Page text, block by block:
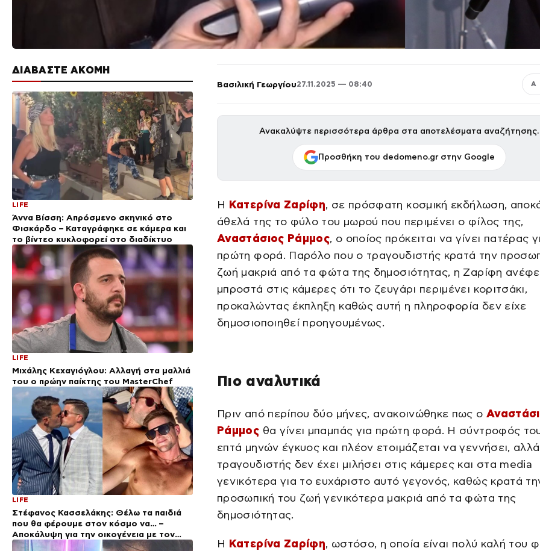
ΔΙΑΒΑΣΤΕ ΑΚΟΜΗ
LIFE
Άννα Βίσση: Απρόσμενο σκηνικό στο
Φισκάρδο – Καταγράφηκε σε κάμερα και
το βίντεο κυκλοφορεί στο διαδίκτυο
LIFE
Μιχάλης Κεχαγιόγλου: Αλλαγή στα μαλλιά
του ο πρώην παίκτης του MasterChef
LIFE
Στέφανος Κασσελάκης: Θέλω τα παιδιά
που θα φέρουμε στον κόσμο να… –
Αποκάλυψη για την οικογένεια με τον
Τάιλερ
Βασιλική Γεωργίου27.11.2025 — 08:40 Α
Ανακαλύψτε περισσότερα άρθρα στα αποτελέσματα αναζήτησης.
Προσθήκη του dedomeno.gr στην Google
Η Κατερίνα Ζαρίφη, σε πρόσφατη κοσμική εκδήλωση,
άθελά της το φύλο του μωρού που περιμένει ο φίλος της,
Αναστάσιος Ράμμος, ο οποίος πρόκειται να γίνει πατέρας
πρώτη φορά. Παρόλο που ο τραγουδιστής κρατά την
ζωή μακριά από τα φώτα της δημοσιότητας, η Ζαρίφη
μπροστά στις κάμερες ότι το ζευγάρι περιμένει κοριτσάκι,
προκαλώντας έκπληξη καθώς αυτή η πληροφορία δεν είχε
δημοσιοποιηθεί προηγουμένως.
Πιο αναλυτικά
Πριν από περίπου δύο μήνες, ανακοινώθηκε πως ο
Ράμμος θα γίνει μπαμπάς για πρώτη φορά. Η σύντροφός
επτά μηνών έγκυος και πλέον ετοιμάζεται να γεννήσει,
τραγουδιστής δεν έχει μιλήσει στις κάμερες και στα media
γενικότερα για το ευχάριστο αυτό γεγονός, καθώς κρατά
προσωπική του ζωή γενικότερα μακριά από τα φώτα της
δημοσιότητας.
Η Κατερίνα Ζαρίφη, ωστόσο, η οποία είναι πολύ καλή του